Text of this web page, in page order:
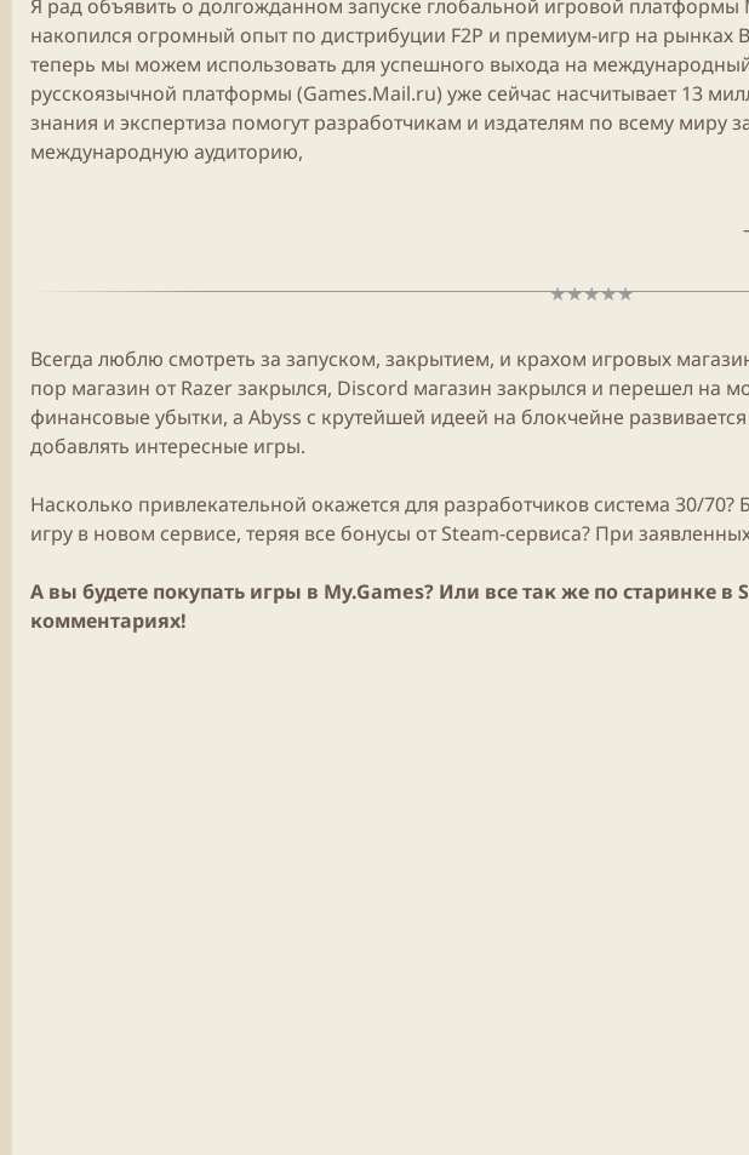
Я рад объявить о долгожданном запуске глобальной игровой платформы
накопился огромный опыт по дистрибуции F2P и премиум-игр на рынках
теперь мы можем использовать для успешного выхода на
русскоязычной платформы (Games.Mail.ru) уже сейчас насчитывает 13
знания и экспертиза помогут разработчикам и издателям по всему миру
международную аудиторию,
Всегда люблю смотреть за запуском, закрытием, и крахом игровых
пор магазин от Razer закрылся, Discord магазин закрылся и перешел на
финансовые убытки, а Abyss с крутейшей идеей на блокчейне
добавлять интересные игры.
Насколько привлекательной окажется для разработчиков система 30/70?
игру в новом сервисе, теряя все бонусы от Steam-сервиса? При
А вы будете покупать игры в My.Games? Или все так же по старинке в
комментариях!